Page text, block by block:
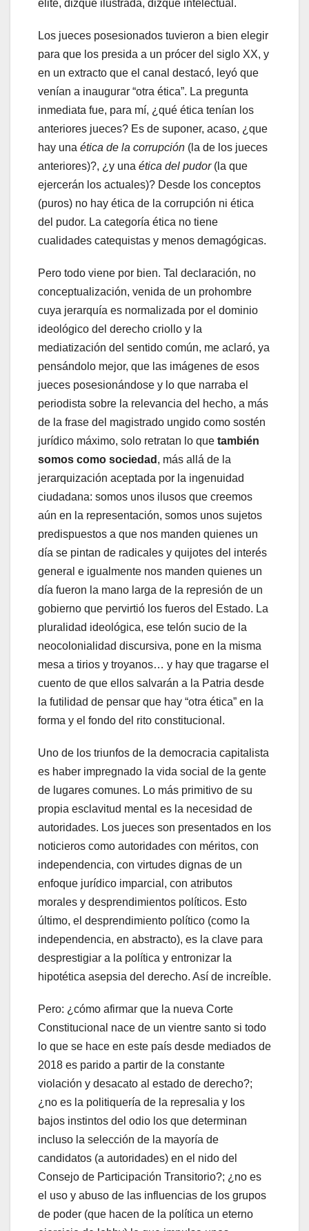
elite, dizque ilustrada, dizque intelectual.
Los jueces posesionados tuvieron a bien elegir
para que los presida a un prócer del siglo XX, y
en un extracto que el canal destacó, leyó que
venían a inaugurar “otra ética”. La pregunta
inmediata fue, para mí, ¿qué ética tenían los
anteriores jueces? Es de suponer, acaso, ¿que
hay una ética de la corrupción (la de los jueces
anteriores)?, ¿y una ética del pudor(la que
ejercerán los actuales)? Desde los conceptos
(puros) no hay ética de la corrupción ni ética
del pudor. La categoría ética no tiene
cualidades catequistas y menos demagógicas.
Pero todo viene por bien. Tal declaración, no
conceptualización, venida de un prohombre
cuya jerarquía es normalizada por el dominio
ideológico del derecho criollo y la
mediatización del sentido común, me aclaró, ya
pensándolo mejor, que las imágenes de esos
jueces posesionándose y lo que narraba el
periodista sobre la relevancia del hecho, a más
de la frase del magistrado ungido como sostén
jurídico máximo, solo retratan lo que también
somos como sociedad , más allá de la
jerarquización aceptada por la ingenuidad
ciudadana: somos unos ilusos que creemos
aún en la representación, somos unos sujetos
predispuestos a que nos manden quienes un
día se pintan de radicales y quijotes del interés
general e igualmente nos manden quienes un
día fueron la mano larga de la represión de un
gobierno que pervirtió los fueros del Estado. La
pluralidad ideológica, ese telón sucio de la
neocolonialidad discursiva, pone en la misma
mesa a tirios y troyanos… y hay que tragarse el
cuento de que ellos salvarán a la Patria desde
la futilidad de pensar que hay “otra ética” en la
forma y el fondo del rito constitucional.
Uno de los triunfos de la democracia capitalista
es haber impregnado la vida social de la gente
de lugares comunes. Lo más primitivo de su
propia esclavitud mental es la necesidad de
autoridades. Los jueces son presentados en los
noticieros como autoridades con méritos, con
independencia, con virtudes dignas de un
enfoque jurídico imparcial, con atributos
morales y desprendimientos políticos. Esto
último, el desprendimiento político (como la
independencia, en abstracto), es la clave para
desprestigiar a la política y entronizar la
hipotética asepsia del derecho. Así de increíble.
Pero: ¿cómo afirmar que la nueva Corte
Constitucional nace de un vientre santo si todo
lo que se hace en este país desde mediados de
2018 es parido a partir de la constante
violación y desacato al estado de derecho?;
¿no es la politiquería de la represalia y los
bajos instintos del odio los que determinan
incluso la selección de la mayoría de
candidatos (a autoridades) en el nido del
Consejo de Participación Transitorio?; ¿no es
el uso y abuso de las influencias de los grupos
de poder (que hacen de la política un eterno